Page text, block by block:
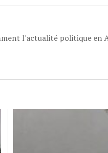
l'actualité politique en